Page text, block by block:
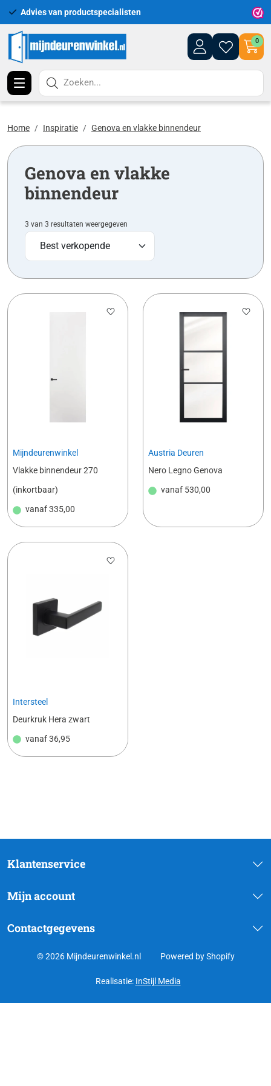
Advies van productspecialisten
0
Zoeken...
Home Inspiratie Genova en vlakke binnendeur
Genova en vlakke
binnendeur
3 van 3 resultaten weergegeven
Mijndeurenwinkel
Vlakke binnendeur 270
(inkortbaar)
vanaf335,00
Austria Deuren
Nero Legno Genova
vanaf 530,00
Intersteel
Deurkruk Hera zwart
vanaf36,95
Klantenservice
Mijn account
Contactgegevens
© 2026 Mijndeurenwinkel.nl Powered by Shopify
Realisatie: InStijl Media